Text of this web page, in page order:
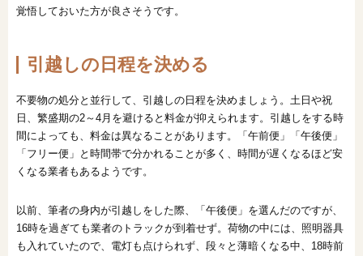
覚悟しておいた方が良さそうです。
引越しの日程を決める
不要物の処分と並行して、引越しの日程を決めましょう。土日や祝
日、繁盛期の2～4月を避けると料金が抑えられます。引越しをする時
間によっても、料金は異なることがあります。「午前便」「午後便」
「フリー便」と時間帯で分かれることが多く、時間が遅くなるほど安
くなる業者もあるようです。
以前、筆者の身内が引越しをした際、「午後便」を選んだのですが、
16時を過ぎても業者のトラックが到着せず。荷物の中には、照明器具
も入れていたので、電灯も点けられず、段々と薄暗くなる中、18時前